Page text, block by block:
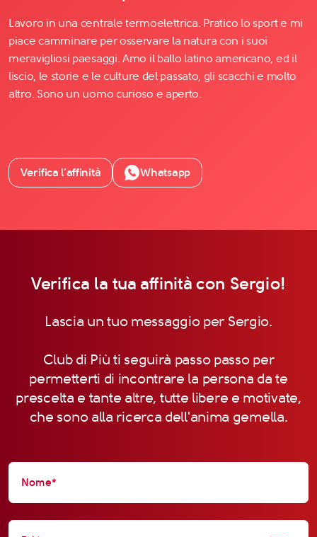
Lavoro in una centrale termoelettrica. Pratico lo sport e mi
piace camminare per osservare la natura con i suoi
meravigliosi paesaggi. Amo il ballo latino americano, ed il
liscio, le storie e le culture del passato, gli scacchi e molto
altro. Sono un uomo curioso e aperto.
Verifica l’affinità Whatsapp
Verifica la tua affinità con Sergio!
Lascia un tuo messaggio per Sergio.
Club di Più ti seguirà passo passo per
permetterti di incontrare la persona da te
prescelta e tante altre, tutte libere e motivate,
che sono alla ricerca dell'anima gemella.